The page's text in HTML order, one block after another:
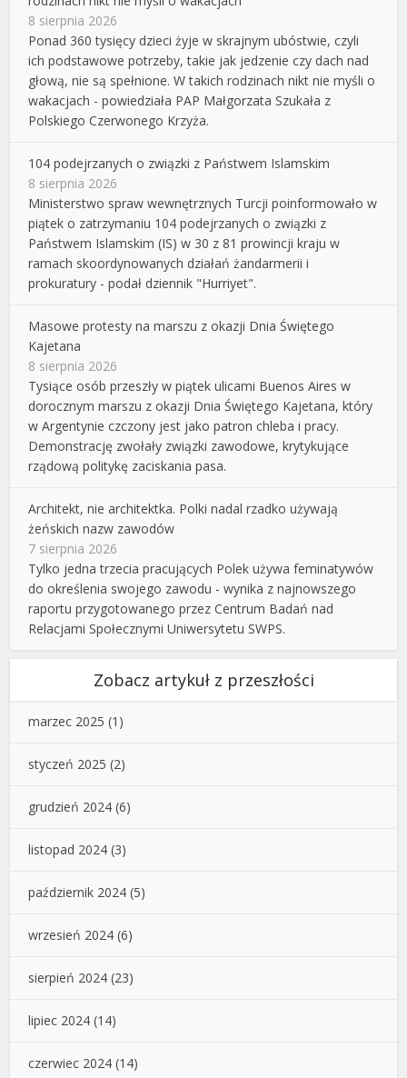
8 sierpnia 2026
Ponad 360 tysięcy dzieci żyje w skrajnym ubóstwie, czyli
ich podstawowe potrzeby, takie jak jedzenie czy dach nad
głową, nie są spełnione. W takich rodzinach nikt nie myśli o
wakacjach - powiedziała PAP Małgorzata Szukała z
Polskiego Czerwonego Krzyża.
104 podejrzanych o związki z Państwem Islamskim
8 sierpnia 2026
Ministerstwo spraw wewnętrznych Turcji poinformowało w
piątek o zatrzymaniu 104 podejrzanych o związki z
Państwem Islamskim (IS) w 30 z 81 prowincji kraju w
ramach skoordynowanych działań żandarmerii i
prokuratury - podał dziennik "Hurriyet".
Masowe protesty na marszu z okazji Dnia Świętego
Kajetana
8 sierpnia 2026
Tysiące osób przeszły w piątek ulicami Buenos Aires w
dorocznym marszu z okazji Dnia Świętego Kajetana, który
w Argentynie czczony jest jako patron chleba i pracy.
Demonstrację zwołały związki zawodowe, krytykujące
rządową politykę zaciskania pasa.
Architekt, nie architektka. Polki nadal rzadko używają
żeńskich nazw zawodów
7 sierpnia 2026
Tylko jedna trzecia pracujących Polek używa feminatywów
do określenia swojego zawodu - wynika z najnowszego
raportu przygotowanego przez Centrum Badań nad
Relacjami Społecznymi Uniwersytetu SWPS.
Zobacz artykuł z przeszłości
marzec 2025 (1)
styczeń 2025 (2)
grudzień 2024 (6)
listopad 2024 (3)
październik 2024 (5)
wrzesień 2024 (6)
sierpień 2024 (23)
lipiec 2024 (14)
czerwiec 2024 (14)